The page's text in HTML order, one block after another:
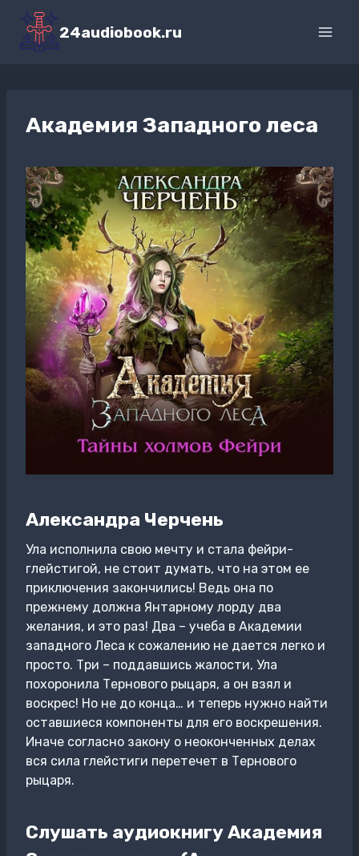
Перейти
содержимому
24audiobook.ru
Академия Западного леса
Александра Черчень
Ула исполнила свою мечту и стала фейри-
глейстигой, не стоит думать, что на этом ее
приключения закончились! Ведь она по
прежнему должна Янтарному лорду два
желания, и это раз! Два – учеба в Академии
западного Леса к сожалению не дается легко и
просто. Три – поддавшись жалости, Ула
похоронила Тернового рыцаря, а он взял и
воскрес! Но не до конца… и теперь нужно найти
оставшиеся компоненты для его воскрешения.
Иначе согласно закону о неоконченных делах
вся сила глейстиги перетечет в Тернового
рыцаря.
Слушать аудиокнигу Академия